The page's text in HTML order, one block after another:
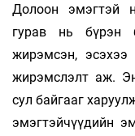
Долоон эмэгтэй
гурав нь бүрэн
жирэмсэн,
жирэмслэлт аж.
сул байгааг
эмэгтэйчүүдийн